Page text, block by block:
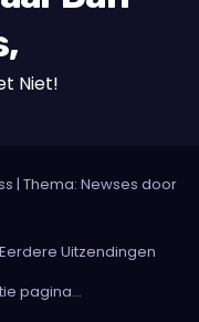
Niet!
| Thema: Newses door
Eerdere Uitzendingen
pagina…